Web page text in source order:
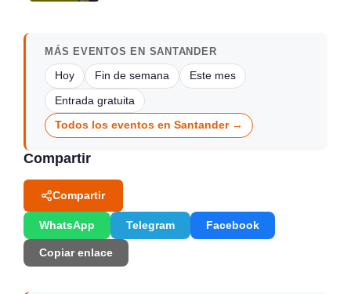
MÁS EVENTOS EN SANTANDER
Hoy Fin de semana Este mes
Entrada gratuita
Todos los eventos en Santander →
Compartir
Compartir
WhatsApp Telegram Facebook
Copiar enlace